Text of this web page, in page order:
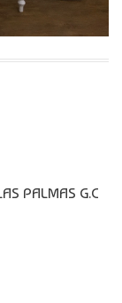
PALMAS G.C